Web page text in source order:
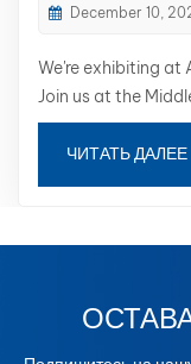
December 10,
We're exhibiting at
Join us at the
show! We are a
manufacturer
solutions and
ЧИТАТЬ ДАЛЕЕ